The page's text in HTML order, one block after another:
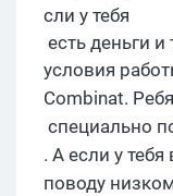
сли у тебя
есть деньги
условия
Combinat.
специально
. А если у тебя
поводу